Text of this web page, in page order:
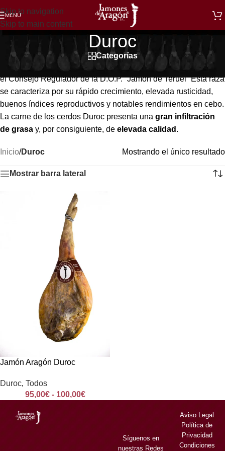
Skip to navigation
Skip to main content
MENÚ
Duroc
Categorías
La raza Duroc es una de las
razas de cerdos autorizadas por
el Consejo Regulador de la D.O.P. “Jamón de Teruel” Esta raza
se caracteriza por su rápido crecimiento, elevada rusticidad,
buenos índices reproductivos y notables rendimientos en cebo.
La carne de los cerdos Duroc presenta una gran infiltración
de grasa y, por consiguiente, de elevada calidad .
Inicio/Duroc Mostrando el único resultado
Mostrar barra lateral
Jamón Aragón Duroc
Duroc, Todos
95,00€ - 100,00€
Síguenos en
nuestras Redes
Aviso Legal
Política de
Privacidad
Condiciones